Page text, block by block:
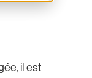
il est